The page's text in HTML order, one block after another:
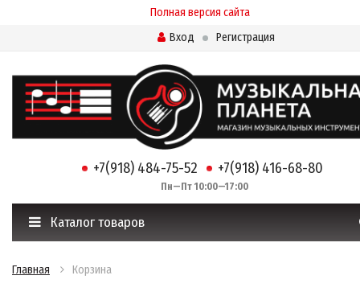
Полная версия сайта
Вход
Регистрация
+7(918) 484-75-52 +7(918) 416-68-80
Пн—Пт 10:00—17:00
Каталог товаров
Главная Корзина